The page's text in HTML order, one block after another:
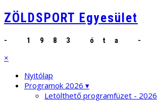
ZÖLDSPORT Egyesület
- 1983 óta -
×
Nyitólap
Programok 2026 ▾
Letölthető programfüzet - 2026